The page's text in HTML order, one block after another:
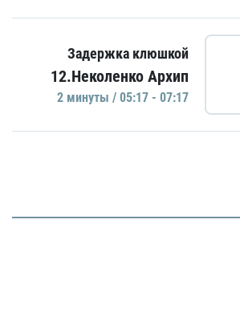
Задержка клюшкой
12.Неколенко Архип
2 минуты / 05:17 - 07:17